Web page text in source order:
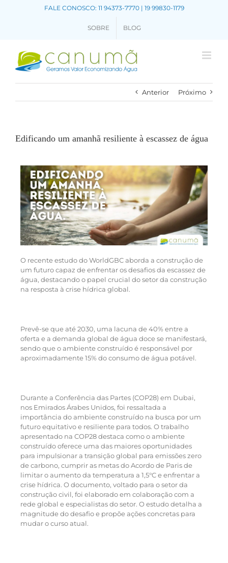
FALE CONOSCO: 11 94373-7770 | 19 99830-1179
SOBRE BLOG
Anterior Próximo
Edificando um amanhã resiliente à escassez de água
O recente estudo do WorldGBC aborda a construção de
um futuro capaz de enfrentar os desafios da escassez de
água, destacando o papel crucial do setor da construção
na resposta à crise hídrica global.
Prevê-se que até 2030, uma lacuna de 40% entre a
oferta e a demanda global de água doce se manifestará,
sendo que o ambiente construído é responsável por
aproximadamente 15% do consumo de água potável.
Durante a Conferência das Partes (COP28) em Dubai,
nos Emirados Árabes Unidos, foi ressaltada a
importância do ambiente construído na busca por um
futuro equitativo e resiliente para todos. O trabalho
apresentado na COP28 destaca como o ambiente
construído oferece uma das maiores oportunidades
para impulsionar a transição global para emissões zero
de carbono, cumprir as metas do Acordo de Paris de
limitar o aumento da temperatura a 1,5°C e enfrentar a
crise hídrica. O documento, voltado para o setor da
construção civil, foi elaborado em colaboração com a
rede global e especialistas do setor. O estudo detalha a
magnitude do desafio e propõe ações concretas para
mudar o curso atual.